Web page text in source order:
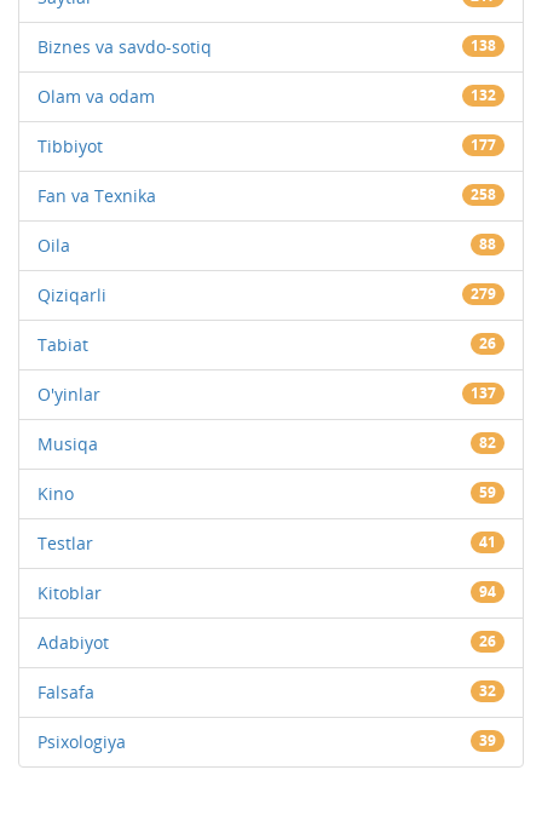
Biznes va savdo-sotiq 138
Olam va odam 132
Tibbiyot 177
Fan va Texnika 258
Oila 88
Qiziqarli 279
Tabiat 26
O'yinlar 137
Musiqa 82
Kino 59
Testlar 41
Kitoblar 94
Adabiyot 26
Falsafa 32
Psixologiya 39